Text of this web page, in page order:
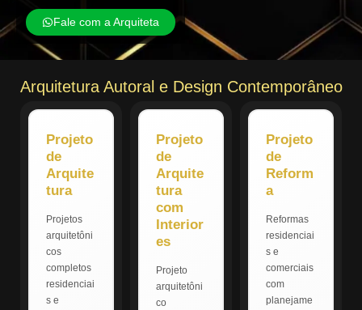
Fale com a Arquiteta
Arquitetura Autoral e Design Contemporâneo
Projeto
de
Arquite
tura
Projetos
arquitetôni
cos
completos
residenciai
s e
Projeto
de
Arquite
tura
com
Interior
es
Projeto
arquitetôni
co
Projeto
de
Reform
a
Reformas
residenciai
s e
comerciais
com
planejame